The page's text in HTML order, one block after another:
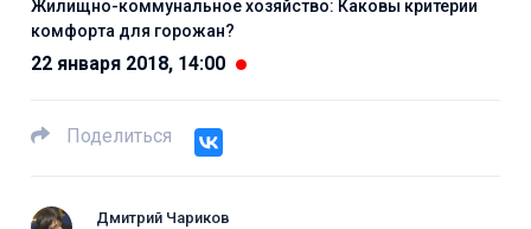
Жилищно-коммунальное хозяйство: Каковы критерии
комфорта для горожан?
22 января 2018, 14:00
Поделиться
Дмитрий Чариков